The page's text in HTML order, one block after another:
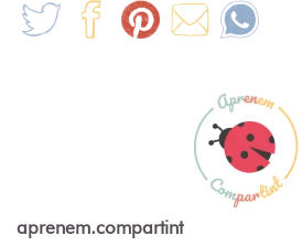
aprenem.compartint